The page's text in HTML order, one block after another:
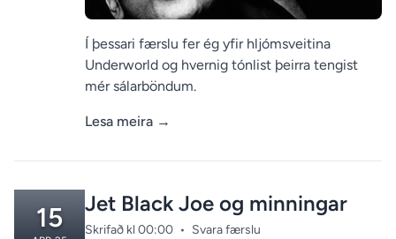
Í þessari færslu fer ég yfir hljómsveitina
Underworld og hvernig tónlist þeirra tengist
mér sálarböndum.
Lesa meira →
15 Jet Black Joe og minningar
Skrifað kl 00:00 • Svara færslu